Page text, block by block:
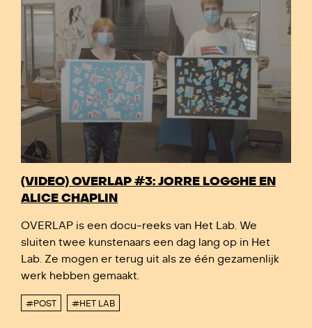
(VIDEO) OVERLAP #3: JORRE LOGGHE EN
ALICE CHAPLIN
OVERLAP is een docu-reeks van Het Lab. We
sluiten twee kunstenaars een dag lang op in Het
Lab. Ze mogen er terug uit als ze één gezamenlijk
werk hebben gemaakt.
#POST #HET LAB